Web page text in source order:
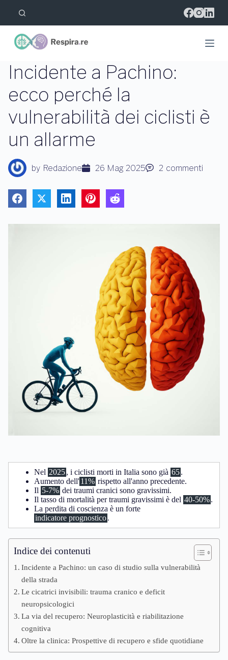
l
l
n
t
n
t
o
Incidente a Pachino:
ecco perché la
vulnerabilità dei ciclisti è
un allarme
by Redazione 26 Mag 2025 2 commenti
Nel 2025, i ciclisti morti in Italia sono già 65.
Aumento dell'11% rispetto all'anno precedente.
Il 5-7% dei traumi cranici sono gravissimi.
Il tasso di mortalità per traumi gravissimi è del 40-50%.
La perdita di coscienza è un forte
indicatore prognostico.
Indice dei contenuti
Incidente a Pachino: un caso di studio sulla vulnerabilità
della strada
Le cicatrici invisibili: trauma cranico e deficit
neuropsicologici
La via del recupero: Neuroplasticità e riabilitazione
cognitiva
Oltre la clinica: Prospettive di recupero e sfide quotidiane